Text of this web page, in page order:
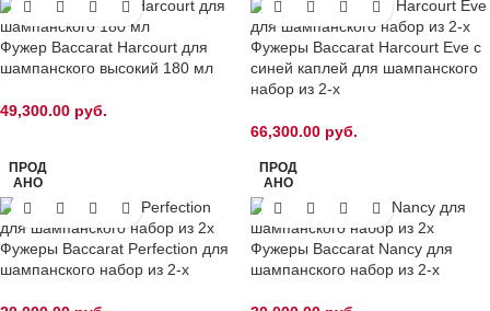
Фужер Baccarat Harcourt для
шампанского высокий 180 мл
49,300.00 руб.
Фужеры Baccarat Harcourt Eve c
синей каплей для шампанского
набор из 2-х
66,300.00 руб.
ПРОД
АНО
Фужеры Baccarat Perfection для
шампанского набор из 2-х
ПРОД
АНО
Фужеры Baccarat Nancy для
шампанского набор из 2-х